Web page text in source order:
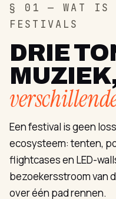
§ 01 — WAT IS
FESTIVALS
DRIE
Een festival is geen
ecosysteem: tenten,
flightcases en LED-
bezoekersstroom van
over één pad rennen.